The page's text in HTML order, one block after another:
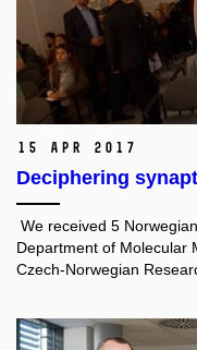
15 Apr 2017
Deciphering
We received 5
Department of Molecular
Czech-Norwegian